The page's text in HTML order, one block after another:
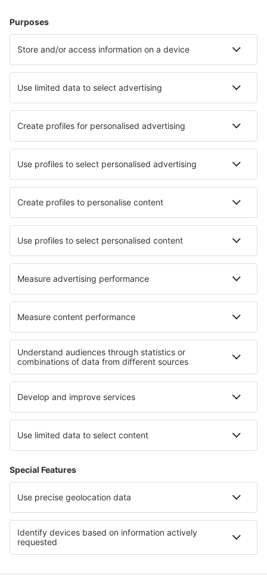
Cazare în Grecia - Orașe populare
Cazare în Paros Cazare în Chania Cazare în Salonic
Cazare în Rethimnon Cazare în Atena
Cazare în Kalamata Cazare în Sani Cazare în Roda
Cele mai bune locuri de cazare - orașe
Cazare în Orion Township Cazare în Flora
Cazare în Bad Saulgau Cazare în Löllinggraben
Cazare în Kanatal Cazare Schoenberg
Cele mai bune locuri de cazare - regiuni
Cazare in Chios Cazare in Kefalonia
Cazare in Insulele Ionice Cazare in Peninsula Peloponeza
Cazare in Lesbos Cazare în Puerto Plata
Cazare in Western Rhodopes Cazare în Valle del Cauca